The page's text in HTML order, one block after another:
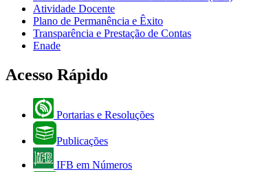
Atividade Docente
Plano de Permanência e Êxito
Transparência e Prestação de Contas
Enade
Acesso Rápido
Portarias e Resoluções
Publicações
IFB em Números